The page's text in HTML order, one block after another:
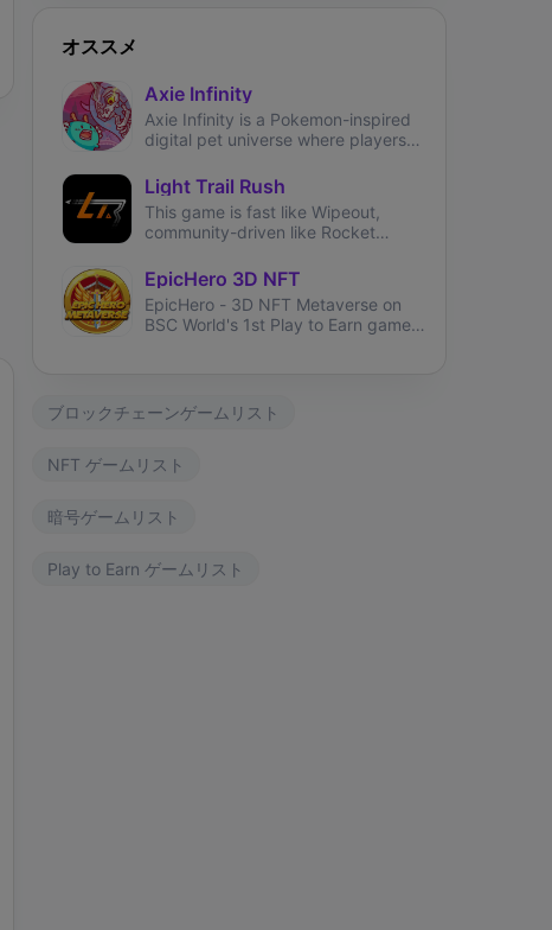
Kingdom Karnage
オススメ
Axie Infinity
Axie Infinity is a Pokemon-inspired
digital pet universe where players
fantasy creatures called Axies.
Light Trail Rush
This game is fast like Wipeout,
community-driven like Rocket
tracks like TrackMania.
EpicHero 3D NFT
EpicHero - 3D NFT Metaverse on
BSC World's 1st Play to Earn game
ブロックチェーンゲームリスト
NFT ゲームリスト
暗号ゲームリスト
Play to Earn ゲームリスト